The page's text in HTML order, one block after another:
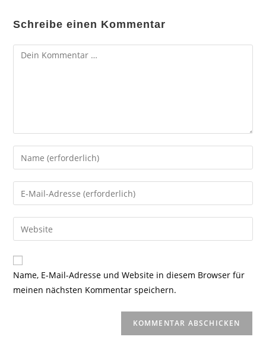
Schreibe einen Kommentar
Kommentar
Gib
deinen
Namen
oder
zum
Kommentieren
ein
Gib
deine
E-
Mail-
zum
Kommentieren
ein
Gib
deine
Website-
URL
Name, E-Mail-Adresse und Website in diesem Browser für
meinen nächsten Kommentar speichern.